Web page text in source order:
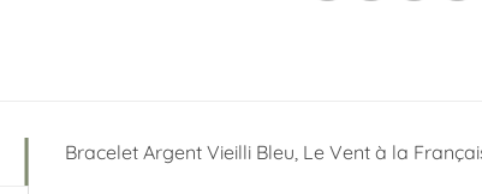
Bracelet Argent Vieilli Bleu, Le Vent à la